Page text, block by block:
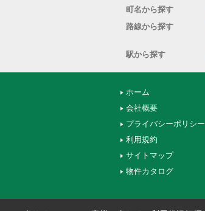
町名から探す
路線から探す
駅から探す
ホーム
会社概要
プライバシーポリシー
利用規約
サイトマップ
物件カタログ